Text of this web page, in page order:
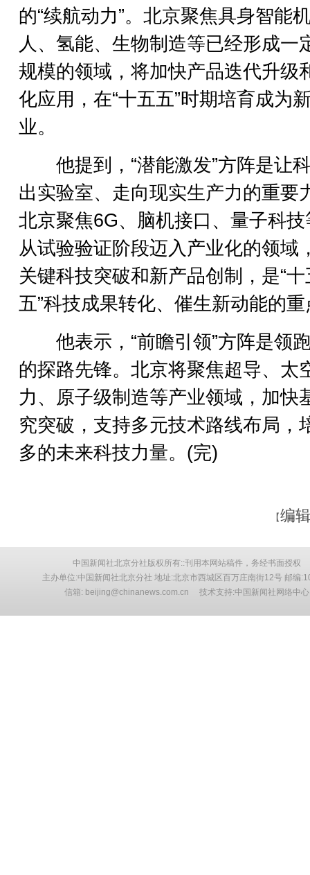
的“续航动力”。北京聚焦具身智能
人、氢能、生物制造等已经形成一
规模的领域，将加快产品迭代升级
化应用，在“十五五”时期培育成为
业。
他提到，“潜能激发”方阵是让
出实验室、走向现实生产力的重要
北京聚焦6G、脑机接口、量子科技
从试验验证阶段迈入产业化的领域
关键科技突破和新产品创制，是“十
五”科技成果转化、催生新动能的
他表示，“前瞻引领”方阵是领
的探路先锋。北京将聚焦超导、太
力、原子级制造等产业领域，加快
究突破，支持多元技术路线布局，
多的未来科技力量。(完)
【编
中国新闻社北京分社版权所有::刊用本网站稿件，务经书面授权
主办单位:中国新闻社北京分社 地址:北京市西城区百万庄南街12号 邮编
信箱: beijing@chinanews.com.cn 技术支持:中国新闻社网络中心